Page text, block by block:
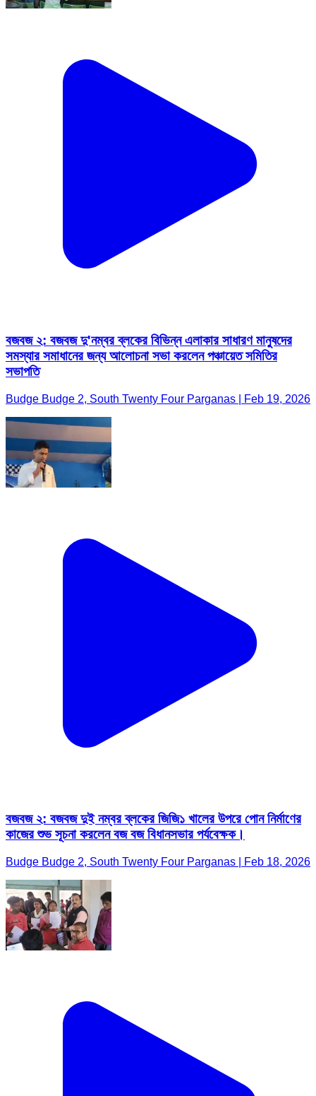
বজবজ ২: বজবজ দু'নম্বর ব্লকের বিভিন্ন এলাকার সাধারণ মানুষদের
সমস্যার সমাধানের জন্য আলোচনা সভা করলেন পঞ্চায়েত সমিতির
সভাপতি
Budge Budge 2, South Twenty Four Parganas | Feb 19, 2026
বজবজ ২: বজবজ দুই নম্বর ব্লকের জিজি১ খালের উপরে পোন নির্মাণের
কাজের শুভ সূচনা করলেন বজ বজ বিধানসভার পর্যবেক্ষক।
Budge Budge 2, South Twenty Four Parganas | Feb 18, 2026